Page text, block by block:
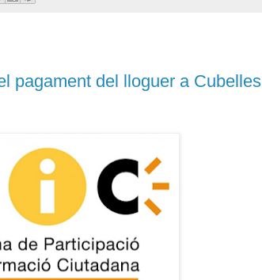
pagament del lloguer a Cubelles